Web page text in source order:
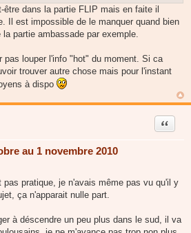
dans la partie FLIP mais en faite il
Il est impossible de le manquer quand bien
partie ambassade par exemple.
pas louper l'info "hot" du moment. Si ca
trouver autre chose mais pour l'instant
à dispo
au 1 novembre 2010
Citer
pratique, je n'avais même pas vu qu'il y
ça n'apparait nulle part.
à déscendre un peu plus dans le sud, il va